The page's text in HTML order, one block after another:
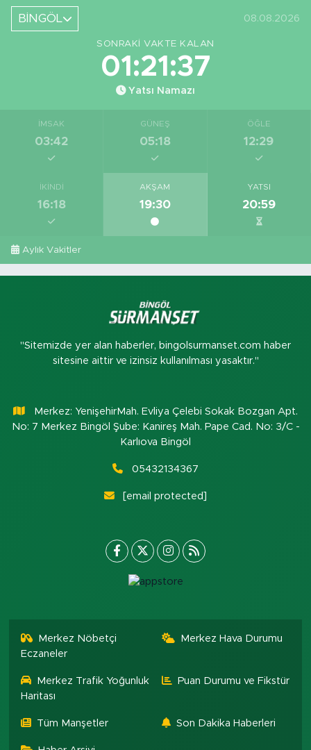
BİNGÖL
08.08.2026
SONRAKI VAKTE KALAN
01:21:37
Yatsı Namazı
İMSAK
03:42
GÜNEŞ
05:18
ÖĞLE
12:29
İKINDI
16:18
AKŞAM
19:30
YATSI
20:59
Aylık Vakitler
"Sitemizde yer alan haberler, bingolsurmanset.com haber
sitesine aittir ve izinsiz kullanılması yasaktır."
Merkez: YenişehirMah. Evliya Çelebi Sokak Bozgan Apt.
No: 7 Merkez Bingöl Şube: Kanireş Mah. Pape Cad. No: 3/C -
Karlıova Bingöl
05432134367
[email protected]
Merkez Nöbetçi
Eczaneler
Merkez Hava Durumu
Merkez Trafik Yoğunluk
Haritası
Puan Durumu ve Fikstür
Tüm Manşetler Son Dakika Haberleri